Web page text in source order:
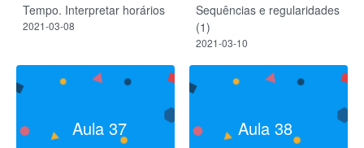
Tempo. Interpretar horários
2021-03-08
Sequências e regularidades
(1)
2021-03-10
Aula 37 Aula 38